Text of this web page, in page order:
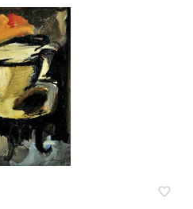
favorite_border